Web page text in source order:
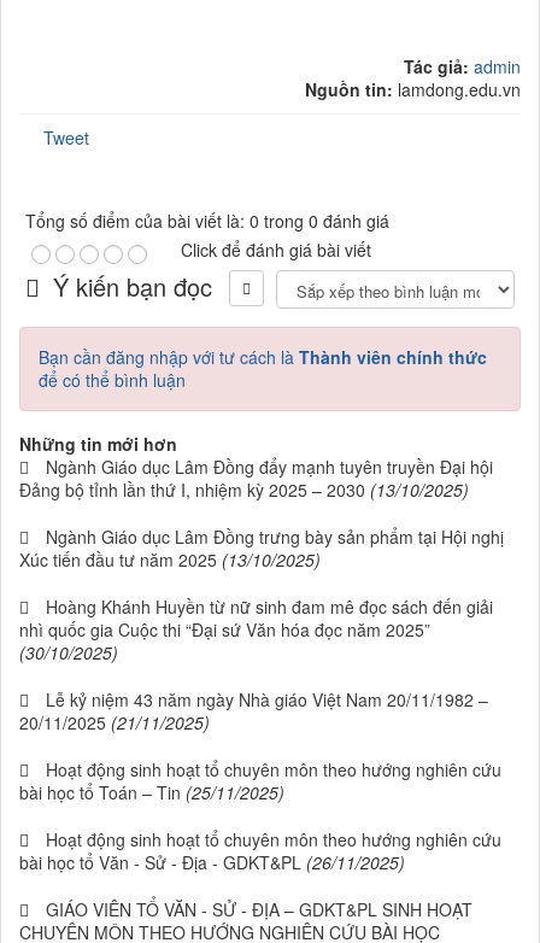
Tác giả: admin
Nguồn tin: lamdong.edu.vn
Tweet
Tổng số điểm của bài viết là: 0 trong 0 đánh giá
Click để đánh giá bài viết
Ý kiến bạn đọc
Bạn cần đăng nhập với tư cách là Thành viên chính thức
để có thể bình luận
Những tin mới hơn
Ngành Giáo dục Lâm Đồng đẩy mạnh tuyên truyền Đại hội
Đảng bộ tỉnh lần thứ I, nhiệm kỳ 2025 – 2030 (13/10/2025)
Ngành Giáo dục Lâm Đồng trưng bày sản phẩm tại Hội nghị
Xúc tiến đầu tư năm 2025 (13/10/2025)
Hoàng Khánh Huyền từ nữ sinh đam mê đọc sách đến giải
nhì quốc gia Cuộc thi “Đại sứ Văn hóa đọc năm 2025”
(30/10/2025)
Lễ kỷ niệm 43 năm ngày Nhà giáo Việt Nam 20/11/1982 –
20/11/2025 (21/11/2025)
Hoạt động sinh hoạt tổ chuyên môn theo hướng nghiên cứu
bài học tổ Toán – Tin (25/11/2025)
Hoạt động sinh hoạt tổ chuyên môn theo hướng nghiên cứu
bài học tổ Văn - Sử - Địa - GDKT&PL (26/11/2025)
GIÁO VIÊN TỔ VĂN - SỬ - ĐỊA – GDKT&PL SINH HOẠT
CHUYÊN MÔN THEO HƯỚNG NGHIÊN CỨU BÀI HỌC